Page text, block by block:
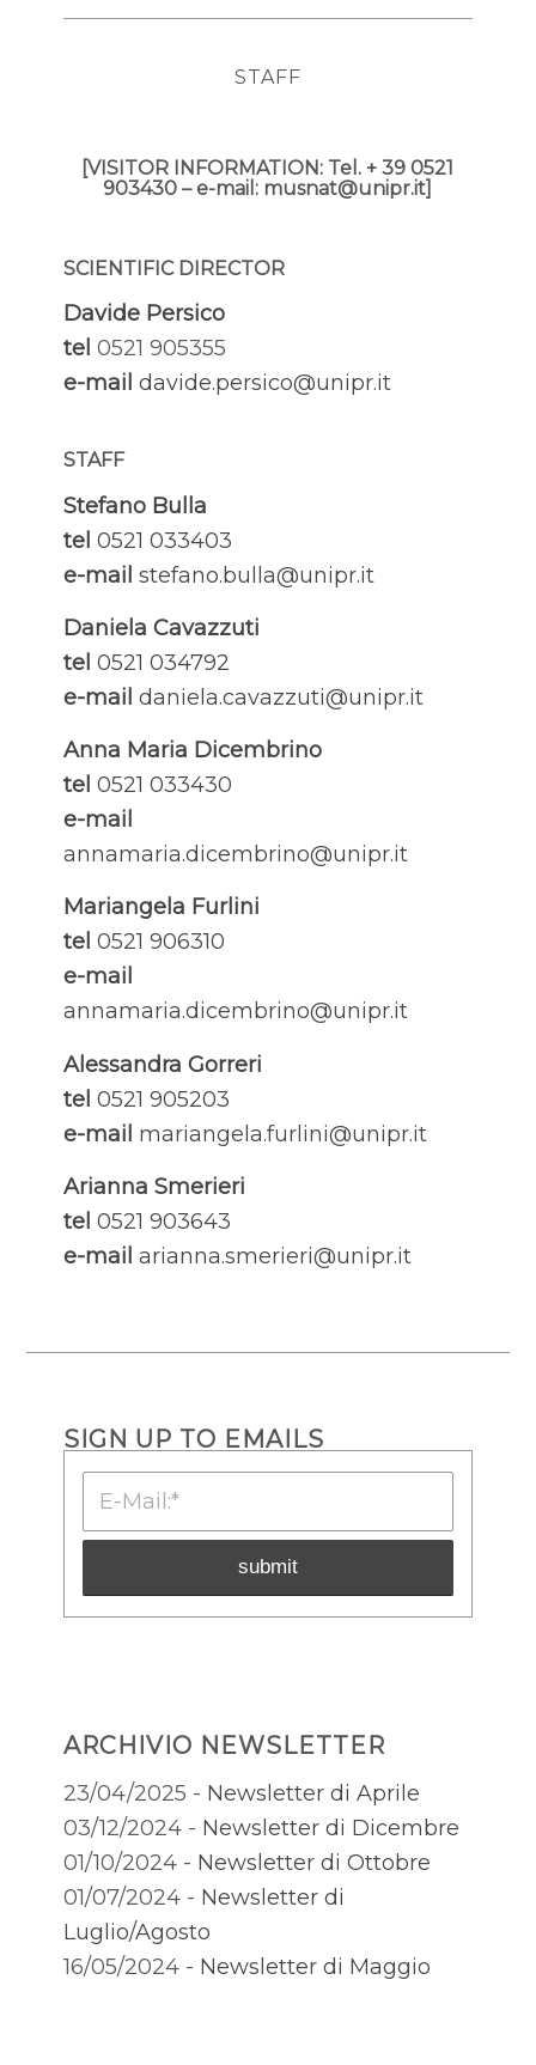
STAFF
[VISITOR INFORMATION: Tel. + 39 0521
903430 – e-mail: musnat@unipr.it]
SCIENTIFIC DIRECTOR
Davide Persico
tel 0521 905355
e-mail davide.persico@unipr.it
STAFF
Stefano Bulla
tel 0521 033403
e-mail stefano.bulla@unipr.it
Daniela Cavazzuti
tel 0521 034792
e-mail daniela.cavazzuti@unipr.it
Anna Maria Dicembrino
tel 0521 033430
e-mail
annamaria.dicembrino@unipr.it
Mariangela Furlini
tel 0521 906310
e-mail
annamaria.dicembrino@unipr.it
Alessandra Gorreri
tel 0521 905203
e-mail mariangela.furlini@unipr.it
Arianna Smerieri
tel 0521 903643
e-mail arianna.smerieri@unipr.it
SIGN UP TO EMAILS
ARCHIVIO NEWSLETTER
23/04/2025 - Newsletter di Aprile
03/12/2024 - Newsletter di Dicembre
01/10/2024 - Newsletter di Ottobre
01/07/2024 - Newsletter di
Luglio/Agosto
16/05/2024 - Newsletter di Maggio